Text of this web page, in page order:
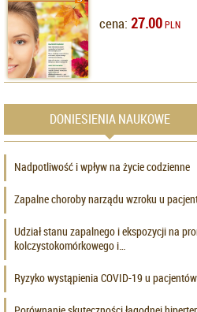
cena: 27.00PLN
DONIESIENIA NAUKOWE
Nadpotliwość i wpływ na życie codzienne
Zapalne choroby narządu wzroku u
Udział stanu zapalnego i ekspozycji na
kolczystokomórkowego i…
Ryzyko wystąpienia COVID-19 u